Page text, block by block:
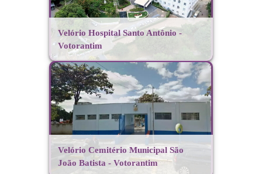
Velório Hospital Santo Antônio -
Votorantim
Velório Cemitério Municipal São
João Batista - Votorantim